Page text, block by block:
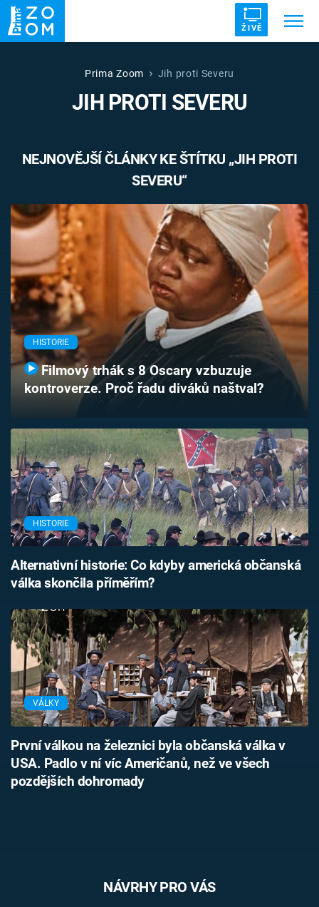
ŽIVĚ
ZRÁDCI UFO DRUHÁ SVĚTOVÁ VÁLKA
VETŘELCI DÁVNOVĚKU
Témata
Pořady
TV Program
Časopis
Sledujte prima+
Přihlášení
Sledujte nás
Prima Zoom Jih proti Severu
JIH PROTI SEVERU
NEJNOVĚJŠÍ ČLÁNKY KE ŠTÍTKU „JIH PROTI
SEVERU“
HISTORIE
Filmový trhák s 8 Oscary vzbuzuje
kontroverze. Proč řadu diváků naštval?
HISTORIE
Alternativní historie: Co kdyby americká občanská
válka skončila příměřím?
VÁLKY
První válkou na železnici byla občanská válka v
USA. Padlo v ní víc Američanů, než ve všech
pozdějších dohromady
NÁVRHY PRO VÁS